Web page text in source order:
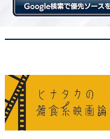
理が絶品と人気
滞在できる